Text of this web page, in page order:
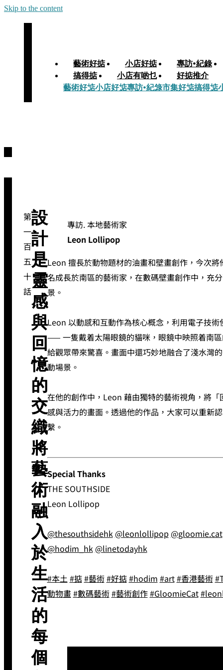
Skip to the content
藝術好掂 小店好掂
專訪•紀錄
搞得掂
小店有啲乜
好掂推介
藝術好掂小店好掂專訪•紀錄市集好掂搞得掂
第
一
百
五
十
話
設
計
是
靈
感
與
回
憶
的
交
織
將
藝
術
融
入
於
生
活
的
每
個
專訪. 本地藝術家
Leon Lollipop
Leon 擅長於動物題材的油畫和壁畫創作，今次
名成長於南區的藝術家，在數碼壁畫創作中，充
景。
Leon 以動感和互動作為核心概念，利用電子技
—— 一隻戴着太陽眼鏡的貓咪，眼鏡中映照着南
給觀眾帶來驚喜。畫面中還巧妙地融合了淺水灣
動場景。
在他的創作中，Leon 藉由獨特的藝術視角，將
感與活力的畫面。透過他的作品，大家可以重新
繫。
Special Thanks
THE SOUTHSIDE
Leon Lollipop
@thesouthsidehk @leonlollipop @gloomie.cat
@hodim_hk @linetodayhk
#本土#掂#藝術#好掂#hodim #art#香港藝術
動物畫#數碼藝術#藝術創作#GloomieCat